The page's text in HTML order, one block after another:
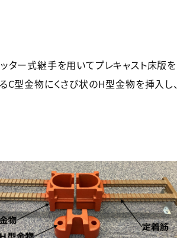
ター式継手を用いてプレキャスト床版を
型金物にくさび状のH型金物を挿入し、